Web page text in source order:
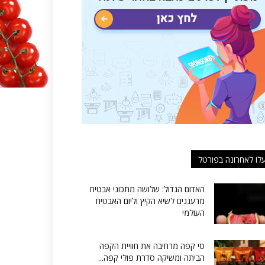
לאחרונה בפורטל
האדום הגדול: שלושה מתכוני אבטיח
מרעננים לשיא הקיץ וליום האבטיח
העולמי
סי קפה מרחיבה את חוויית הקפה
הביתה ומשיקה סדרת פולי קפה...